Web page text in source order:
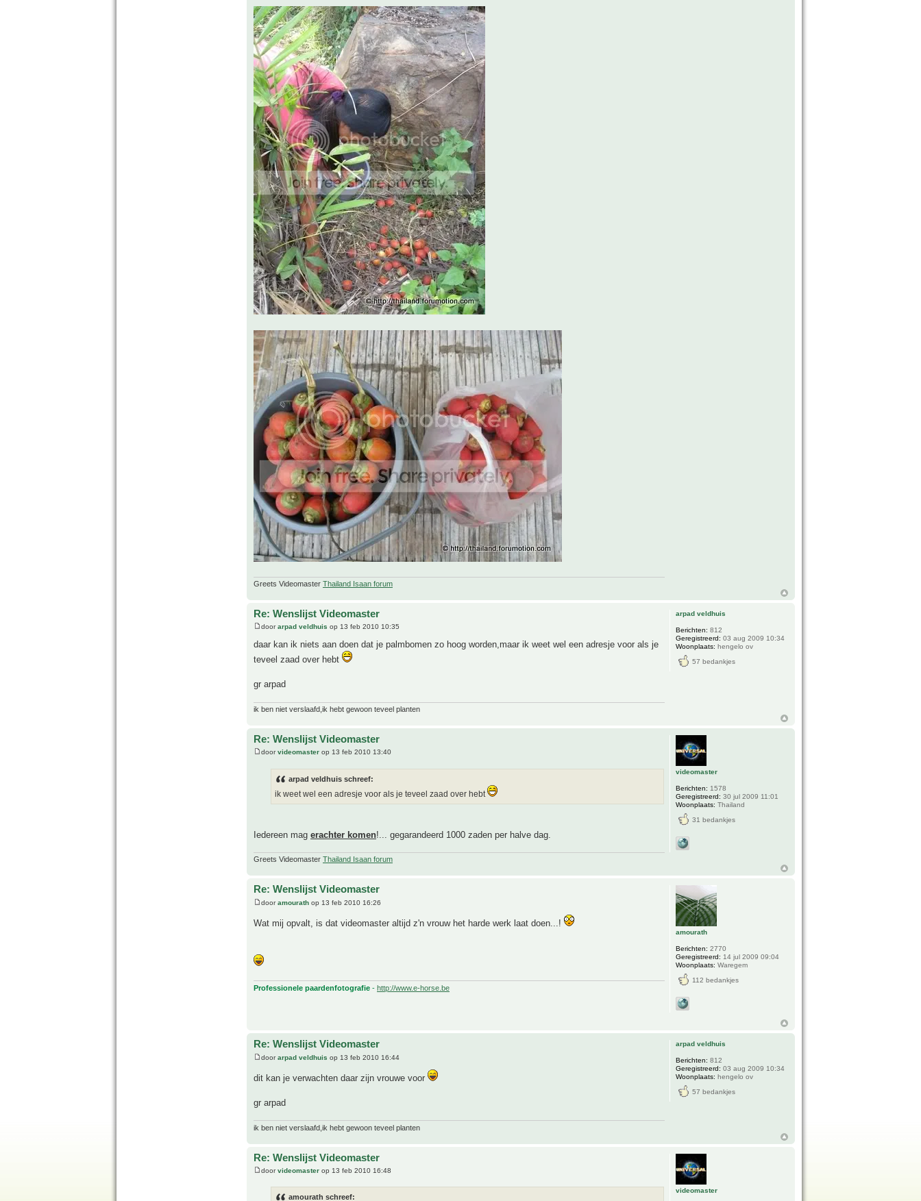
Greets Videomaster Thailand Isaan forum
Re: Wenslijst Videomaster
doorarpad veldhuis op 13 feb 2010 10:35
daar kan ik niets aan doen dat je palmbomen zo hoog worden,maar ik weet wel een adresje voor als je
teveel zaad over hebt
gr arpad
ik ben niet verslaafd,ik hebt gewoon teveel planten
arpad veldhuis
Berichten: 812
Geregistreerd: 03 aug 2009 10:34
Woonplaats: hengelo ov
57 bedankjes
Re: Wenslijst Videomaster
doorvideomaster op 13 feb 2010 13:40
arpad veldhuis schreef:
ik weet wel een adresje voor als je teveel zaad over hebt
Iedereen mag erachter komen!... gegarandeerd 1000 zaden per halve dag.
Greets Videomaster Thailand Isaan forum
videomaster
Berichten: 1578
Geregistreerd: 30 jul 2009 11:01
Woonplaats: Thailand
31 bedankjes
Re: Wenslijst Videomaster
dooramourath op 13 feb 2010 16:26
Wat mij opvalt, is dat videomaster altijd z'n vrouw het harde werk laat doen...!
Professionele paardenfotografie - http://www.e-horse.be
amourath
Berichten: 2770
Geregistreerd: 14 jul 2009 09:04
Woonplaats: Waregem
112 bedankjes
Re: Wenslijst Videomaster
doorarpad veldhuis op 13 feb 2010 16:44
dit kan je verwachten daar zijn vrouwe voor
gr arpad
ik ben niet verslaafd,ik hebt gewoon teveel planten
arpad veldhuis
Berichten: 812
Geregistreerd: 03 aug 2009 10:34
Woonplaats: hengelo ov
57 bedankjes
Re: Wenslijst Videomaster
doorvideomaster op 13 feb 2010 16:48
amourath schreef:
videomaster